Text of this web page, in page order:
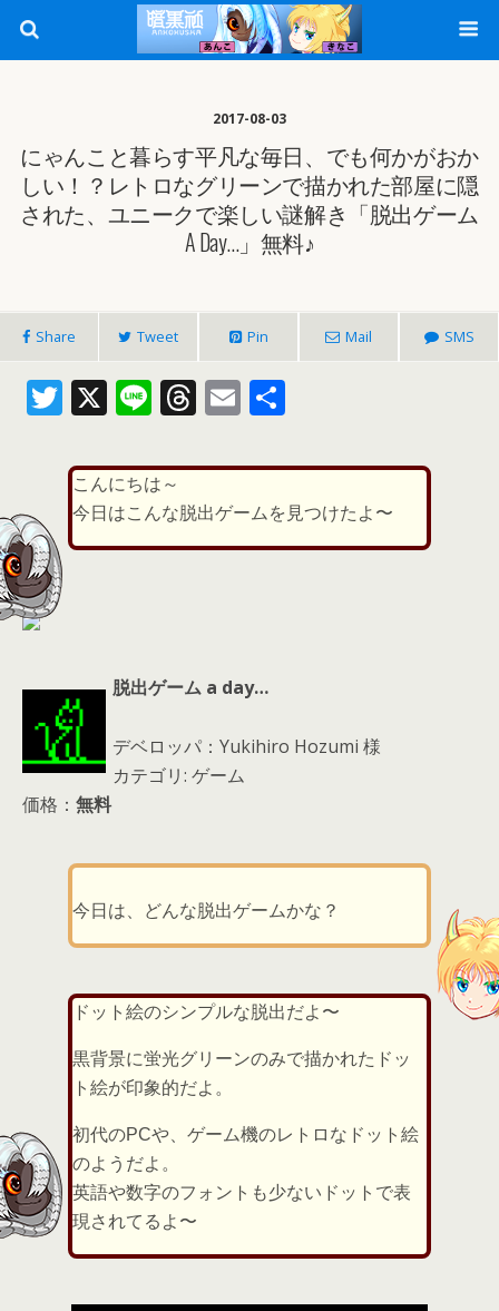
2017-08-03
にゃんこと暮らす平凡な毎日、でも何かがおか
しい！？レトロなグリーンで描かれた部屋に隠
された、ユニークで楽しい謎解き「脱出ゲーム
A Day…」無料♪
Share Tweet Pin Mail SMS
T
itt
er
X Li
e
T
re
a
d
E
ai
l
こんにちは～
今日はこんな脱出ゲームを見つけたよ〜
脱出ゲーム a day…
デベロッパ：Yukihiro Hozumi 様
カテゴリ: ゲーム
価格： 無料
今日は、どんな脱出ゲームかな？
ドット絵のシンプルな脱出だよ〜
黒背景に蛍光グリーンのみで描かれたドッ
ト絵が印象的だよ。
初代のPCや、ゲーム機のレトロなドット絵
のようだよ。
英語や数字のフォントも少ないドットで表
現されてるよ〜